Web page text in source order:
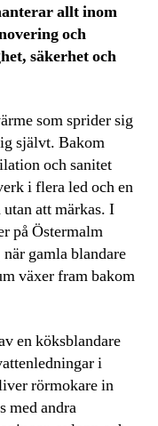
allt inom
och
säkerhet och
som sprider sig
självt. Bakom
och sanitet
i flera led och en
att märkas. I
på Östermalm
gamla blandare
växer fram bakom
en köksblandare
i
rörmokare in
med andra